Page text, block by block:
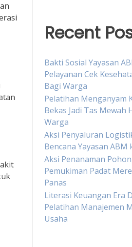
Recent
Bakti Sosial Yayasan
Pelayanan Cek
Bagi Warga
Pelatihan Menganyam
Bekas Jadi Tas Mewah
Warga
Aksi Penyaluran
Bencana Yayasan ABM
Aksi Penanaman
Pemukiman Padat
Panas
Literasi Keuangan Era
Pelatihan Manajemen
Usaha